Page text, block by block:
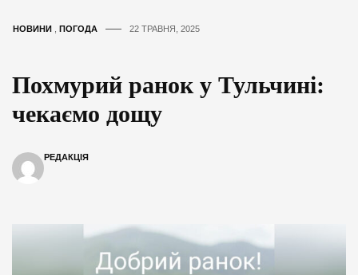
НОВИНИ ПОГОДА 22 ТРАВНЯ, 2025
Похмурий ранок у Тульчині:
чекаємо дощу
РЕДАКЦІЯ